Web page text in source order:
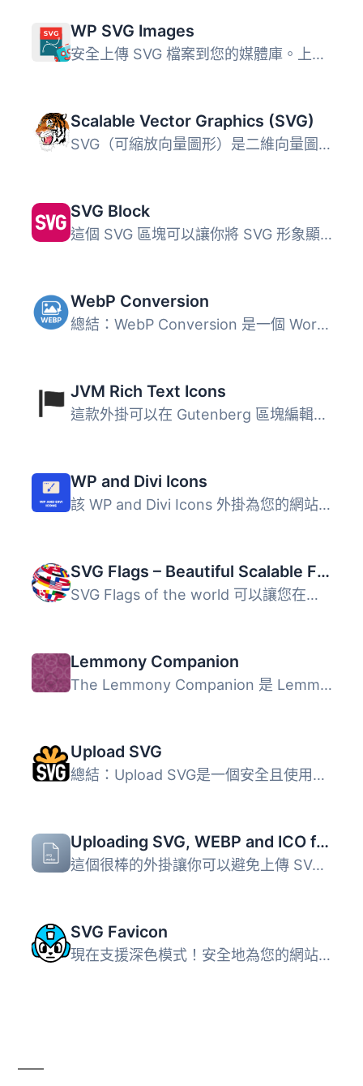
WP SVG Images
安全上傳 SVG 檔案到您的媒體庫。上傳的 SVG 檔案將自動過濾...
Scalable Vector Graphics (SVG)
SVG（可縮放向量圖形）是二維向量圖形，可以是靜態或動態的。...
SVG Block
這個 SVG 區塊可以讓你將 SVG 形象顯示為內嵌的 HTML 標記。...
WebP Conversion
總結：WebP Conversion 是一個 WordPress 外掛，可以在上傳圖...
JVM Rich Text Icons
這款外掛可以在 Gutenberg 區塊編輯器中的段落、標題、清單或...
WP and Divi Icons
該 WP and Divi Icons 外掛為您的網站添加了超過 660 個定制...
SVG Flags – Beautiful Scalable Flags For All Countries!
SVG Flags of the world 可以讓您在幾秒內在WordPress網站上...
Lemmony Companion
The Lemmony Companion 是 Lemmony 佈景主題（即將推出）的伴...
Upload SVG
總結：Upload SVG是一個安全且使用者友善的WordPress外掛程式...
Uploading SVG, WEBP and ICO files
這個很棒的外掛讓你可以避免上傳 SVG、Webp 和 ICO 檔案時出...
SVG Favicon
現在支援深色模式！安全地為您的網站增加SVG圖示！不要限制您...